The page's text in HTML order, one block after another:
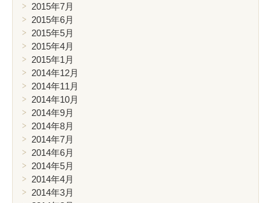
2015年7月
2015年6月
2015年5月
2015年4月
2015年1月
2014年12月
2014年11月
2014年10月
2014年9月
2014年8月
2014年7月
2014年6月
2014年5月
2014年4月
2014年3月